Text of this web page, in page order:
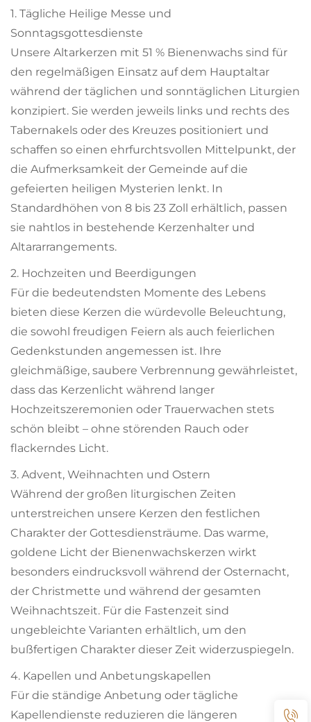
1. Tägliche Heilige Messe und
Sonntagsgottesdienste
Unsere Altarkerzen mit 51 % Bienenwachs sind für
den regelmäßigen Einsatz auf dem Hauptaltar
während der täglichen und sonntäglichen Liturgien
konzipiert. Sie werden jeweils links und rechts des
Tabernakels oder des Kreuzes positioniert und
schaffen so einen ehrfurchtsvollen Mittelpunkt, der
die Aufmerksamkeit der Gemeinde auf die
gefeierten heiligen Mysterien lenkt. In
Standardhöhen von 8 bis 23 Zoll erhältlich, passen
sie nahtlos in bestehende Kerzenhalter und
Altararrangements.
2. Hochzeiten und Beerdigungen
Für die bedeutendsten Momente des Lebens
bieten diese Kerzen die würdevolle Beleuchtung,
die sowohl freudigen Feiern als auch feierlichen
Gedenkstunden angemessen ist. Ihre
gleichmäßige, saubere Verbrennung gewährleistet,
dass das Kerzenlicht während langer
Hochzeitszeremonien oder Trauerwachen stets
schön bleibt – ohne störenden Rauch oder
flackerndes Licht.
3. Advent, Weihnachten und Ostern
Während der großen liturgischen Zeiten
unterstreichen unsere Kerzen den festlichen
Charakter der Gottesdiensträume. Das warme,
goldene Licht der Bienenwachskerzen wirkt
besonders eindrucksvoll während der Osternacht,
der Christmette und während der gesamten
Weihnachtszeit. Für die Fastenzeit sind
ungebleichte Varianten erhältlich, um den
bußfertigen Charakter dieser Zeit widerzuspiegeln.
4. Kapellen und Anbetungskapellen
Für die ständige Anbetung oder tägliche
Kapellendienste reduzieren die längeren